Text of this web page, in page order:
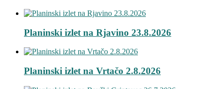
Planinski izlet na Rjavino 23.8.2026
Planinski izlet na Vrtačo 2.8.2026